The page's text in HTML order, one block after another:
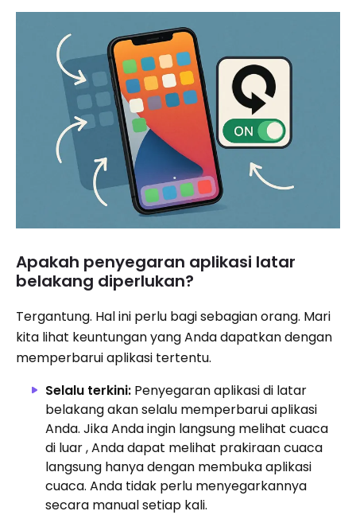
Apakah penyegaran aplikasi latar
belakang diperlukan?
Tergantung. Hal ini perlu bagi sebagian orang. Mari
kita lihat keuntungan yang Anda dapatkan dengan
memperbarui aplikasi tertentu.
Selalu terkini: Penyegaran aplikasi di latar
belakang akan selalu memperbarui aplikasi
Anda. Jika Anda ingin langsung melihat cuaca
di luar , Anda dapat melihat prakiraan cuaca
langsung hanya dengan membuka aplikasi
cuaca. Anda tidak perlu menyegarkannya
secara manual setiap kali.